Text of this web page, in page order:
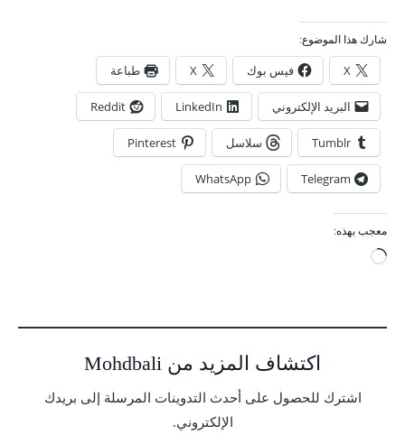
شارك هذا الموضوع:
X فيس بوك X طباعة
البريد الإلكتروني LinkedIn
Reddit
Tumblr سلاسل Pinterest
Telegram
WhatsApp
معجب بهذه:
ج
اكتشاف المزيد من Mohdbali
اشترك للحصول على أحدث التدوينات المرسلة إلى بريدك
الإلكتروني.